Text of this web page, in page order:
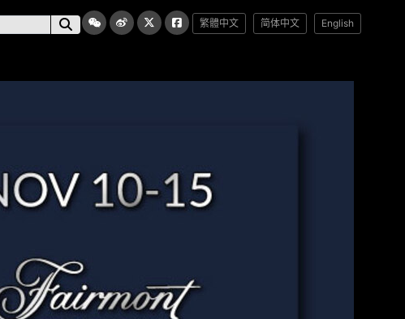
繁體中文 简体中文 English